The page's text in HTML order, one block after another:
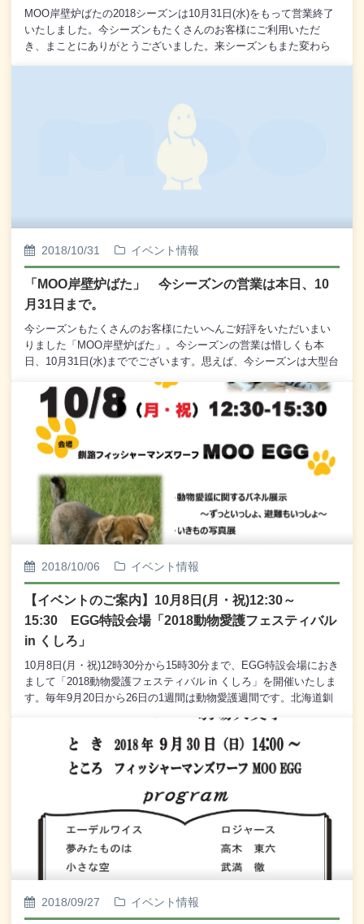
MOO岸壁炉ばたの2018シーズンは10月31日(水)をもって営業終了
いたしました。今シーズンもたくさんのお客様にご利用いただ
き、まことにありがとうございました。来シーズンもまた変わら
2018/10/31 イベント情報
「MOO岸壁炉ばた」 今シーズンの営業は本日、10
月31日まで。
今シーズンもたくさんのお客様にたいへんご好評をいただいまい
りました「MOO岸壁炉ばた」。今シーズンの営業は惜しくも本
日、10月31日(水)まででございます。思えば、今シーズンは大型台
らを乗り越えて本日、こうして最終日を迎えることができますの
も、ひとえにお客様皆様のご支援、ご利用があってのものと、厚
く御礼を申し上げる次第でございます。さあ、今シーズン、本日
が千秋楽、締めくくりでございます。今年の思い出作りに、本日
も「岸壁炉ばた」をぜひご利用くださいませ。
2018/10/06 イベント情報
【イベントのご案内】10月8日(月・祝)12:30～
15:30 EGG特設会場「2018動物愛護フェスティバル
in くしろ」
10月8日(月・祝)12時30分から15時30分まで、EGG特設会場におき
まして「2018動物愛護フェスティバル in くしろ」を開催いたしま
す。毎年9月20日から26日の1週間は動物愛護週間です。北海道釧
いたしております。今年の「動物愛護フェスティバル」では、動
物愛護に関するパネル展示やいきもの写真展、動物愛護団体の活
動紹介など、動物愛護についてのさまざまな取り組みをご紹介い
たします。また、獣医師によるペットの無料相談、犬猫の譲渡予
約会の各コーナーをご用意いたしております。どうぞ皆様、お誘
い合わせのうえ、お越しくださいませ。※なお、EGGにペットを
連れてくる際にはケージに入れていただき、 EGG内でお散歩を
させないなどのご配慮をいただければ幸いです。～開催内容～・
～15：00)・犬猫の譲渡予約会・動物愛護団体の活動紹介 など主
2018/09/27 イベント情報